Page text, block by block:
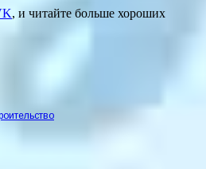
, и читайте больше хороших